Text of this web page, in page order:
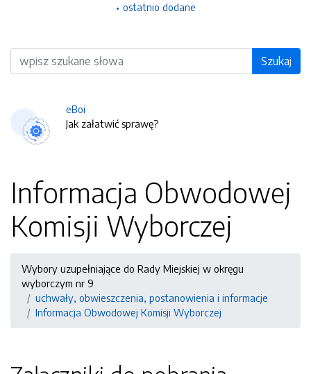
ostatnio dodane
Wyszukiwarka Szukaj
eBoi
Jak załatwić sprawę?
Informacja Obwodowej
Komisji Wyborczej
Wybory uzupełniające do Rady Miejskiej w okręgu
wyborczym nr 9
uchwały, obwieszczenia, postanowienia i informacje
Informacja Obwodowej Komisji Wyborczej